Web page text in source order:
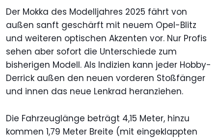
Der Mokka des Modelljahres 2025 fährt von
außen sanft geschärft mit neuem Opel-Blitz
und weiteren optischen Akzenten vor. Nur Profis
sehen aber sofort die Unterschiede zum
bisherigen Modell. Als Indizien kann jeder Hobby-
Derrick außen den neuen vorderen Stoßfänger
und innen das neue Lenkrad heranziehen.
Die Fahrzeuglänge beträgt 4,15 Meter, hinzu
kommen 1,79 Meter Breite (mit eingeklappten